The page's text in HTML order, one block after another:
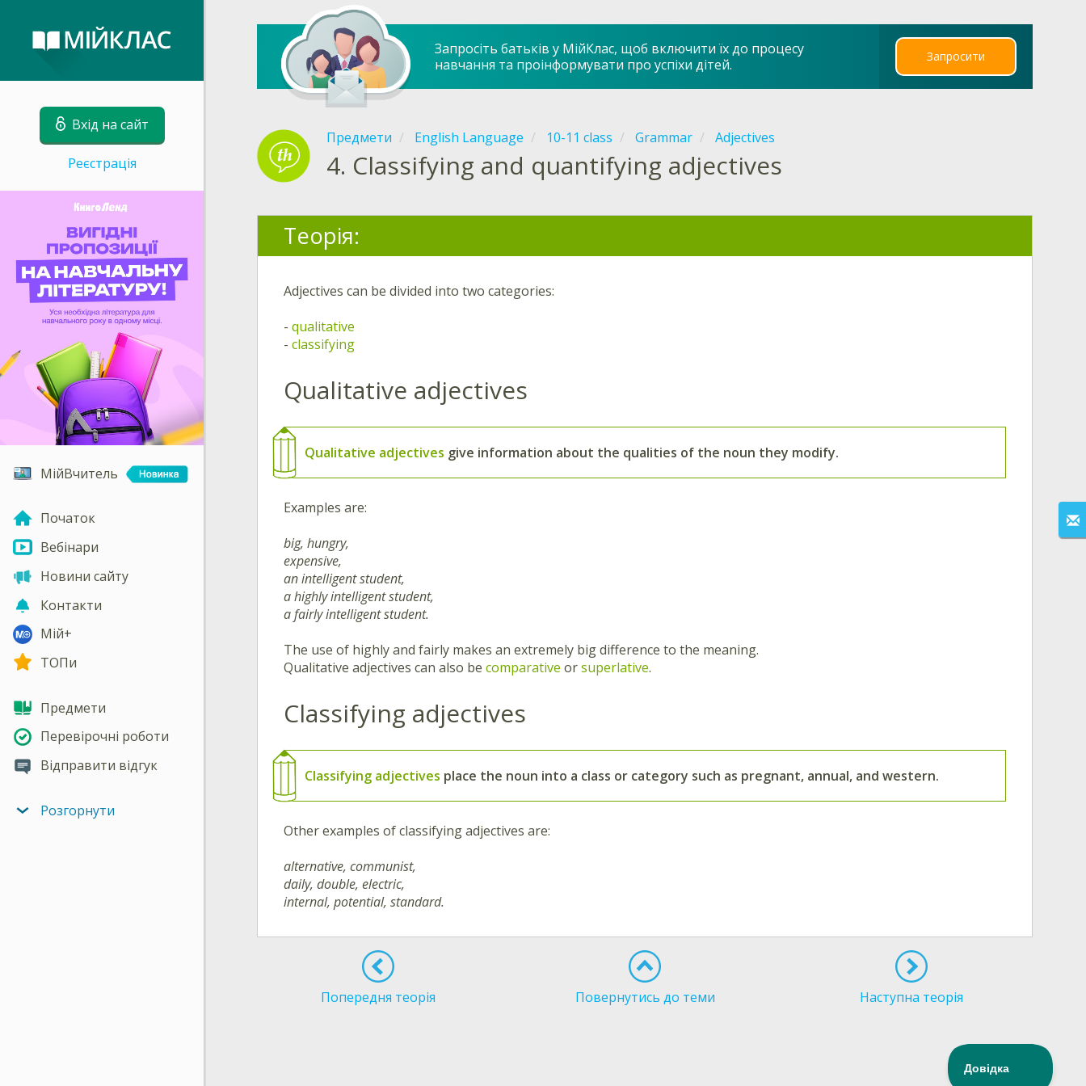
Вхід на сайт
Реєстрація
МійВчитель
Початок
Вебінари
Новини сайту
Контакти
Мій+
ТОПи
Предмети
Перевірочні роботи
Відправити відгук
Розгорнути
Запросіть батьків у МійКлас, щоб включити їх до процесу
навчання та проінформувати про успіхи дітей.
Запросити
Предмети English Language 10-11 class Grammar Adjectives
4. Classifying and quantifying adjectives
Теорія:
Adjectives can be divided into two categories:
- qualitative
- classifying
Qualitative adjectives
Qualitative adjectives give information about the qualities of the noun they modify.
Examples are:
big, hungry,
expensive,
an intelligent student,
a highly intelligent student,
a fairly intelligent student.
The use of highly and fairly makes an extremely big difference to the meaning.
Qualitative adjectives can also be comparative orsuperlative.
Classifying adjectives
Classifying adjectives place the noun into a class or category such as pregnant, annual, and western.
Other examples of classifying adjectives are:
alternative, communist,
daily, double, electric,
internal, potential, standard.
Попередня теорія Повернутись до теми Наступна теорія